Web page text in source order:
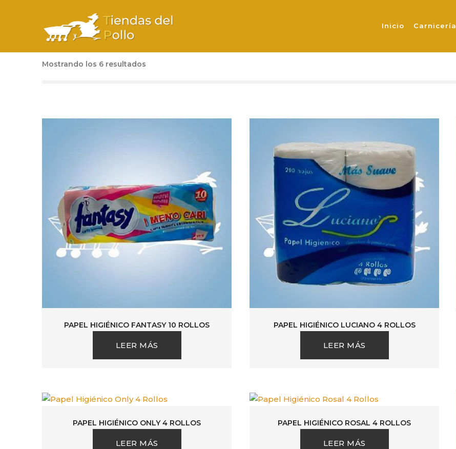
Inicio Carnicería
PAPEL
Mostrando los 6 resultados
PAPEL HIGIÉNICO FANTASY 10 ROLLOS
LEER MÁS
PAPEL HIGIÉNICO LUCIANO 4 ROLLOS
LEER MÁS
PAPEL HIGIÉNICO ONLY 4 ROLLOS
LEER MÁS
PAPEL HIGIÉNICO ROSAL 4 ROLLOS
LEER MÁS